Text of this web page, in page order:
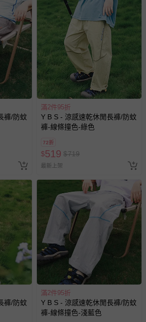
，因應日本市場，宣傳素材為日文呈
有所介意，建議謹慎下單。
有7天的鑑賞期／猶豫期權益，但此期間
退回的商品必須是未經使用的全新狀態，
件、說明文件及贈品等。
收到商品7天（含例假日內提出），如為
的運費，將由媽咪愛負責處理，若非瑕疵
訂單』>『已出貨』中查詢該筆訂單，
』即可進行申請。若有相關退貨問題，請
服ID: @mamilove我們將依序為您處理
…等活動，如因部份退貨，而該訂單保
檻，將以原價計算，活動贈品亦需一併退
者保護法的規定，不適用七天鑑賞期/猶
期限較短或解約時即將逾期（例如生鮮
。
如客製生日書、姓名貼等）。
褲/防蚊
滿2件95折
Y B S - 涼感速乾休閒長褲/防蚊
褲-線條撞色-綠色
72折
$519 $719
最新上架
褲/防蚊
滿2件95折
Y B S - 涼感速乾休閒長褲/防蚊
褲-線條撞色-淺藍色